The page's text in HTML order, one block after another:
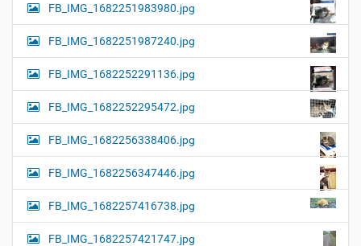
FB_IMG_1682251983980.jpg
FB_IMG_1682251987240.jpg
FB_IMG_1682252291136.jpg
FB_IMG_1682252295472.jpg
FB_IMG_1682256338406.jpg
FB_IMG_1682256347446.jpg
FB_IMG_1682257416738.jpg
FB_IMG_1682257421747.jpg